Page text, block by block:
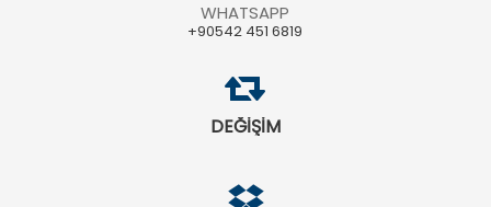
WHATSAPP
+90542 451 6819
DEĞİŞİM